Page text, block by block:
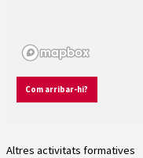
Com arribar-hi?
Altres activitats formatives